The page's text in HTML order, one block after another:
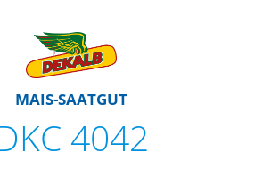
MAIS-SAATGUT
4042